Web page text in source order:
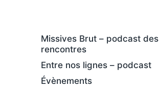
large
Missives Brut – podcast des
rencontres
Entre nos lignes – podcast
Évènements